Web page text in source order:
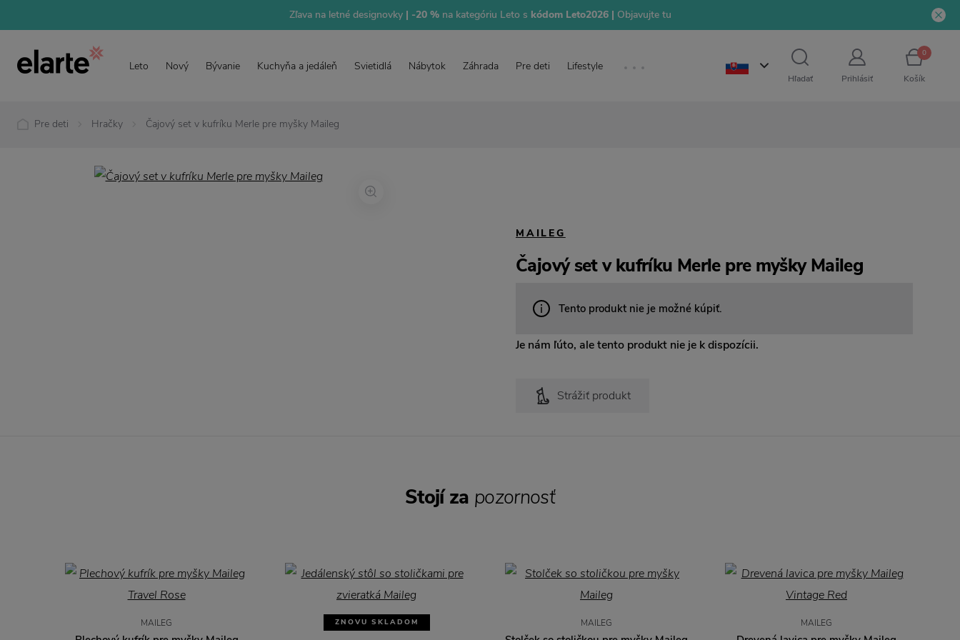
Zľava na letné designovky| -20 % na kategóriu Leto s kódom Leto2026 | Objavujte tu
Leto Nový Bývanie Kuchyňa a jedáleň Svietidlá Nábytok Záhrada Pre deti Lifestyle
Hľadať Prihlásiť
0
Košík
Pre deti Hračky Čajový set v kufríku Merle pre myšky Maileg
MAILEG
Čajový set v kufríku Merle pre myšky Maileg
Tento produkt nie je možné kúpiť.
Je nám ľúto, ale tento produkt nie je k dispozícii.
Strážiť produkt
Stojí za pozornosť
MAILEG ZNOVU SKLADOM MAILEG MAILEG